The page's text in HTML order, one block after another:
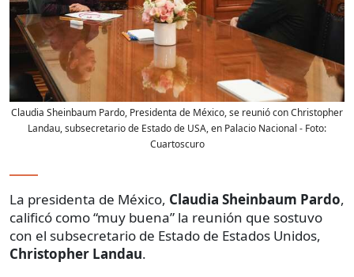
Claudia Sheinbaum Pardo, Presidenta de México, se reunió con Christopher
Landau, subsecretario de Estado de USA, en Palacio Nacional - Foto:
Cuartoscuro
La presidenta de México, Claudia Sheinbaum Pardo,
calificó como “muy buena” la reunión que sostuvo
con el subsecretario de Estado de Estados Unidos,
Christopher Landau.